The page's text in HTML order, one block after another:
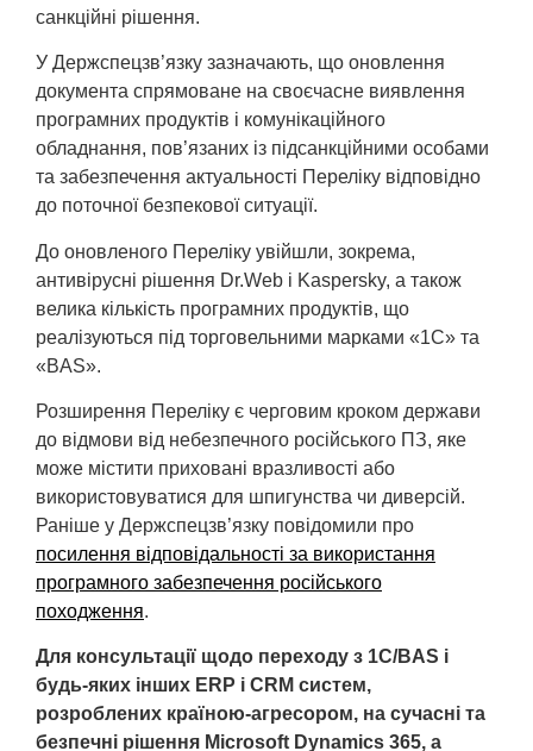
санкційні рішення.
У Держспецзв’язку зазначають, що оновлення
документа спрямоване на своєчасне виявлення
програмних продуктів і комунікаційного
обладнання, пов’язаних із підсанкційними особами
та забезпечення актуальності Переліку відповідно
до поточної безпекової ситуації.
До оновленого Переліку увійшли, зокрема,
антивірусні рішення Dr.Web і Kaspersky, а також
велика кількість програмних продуктів, що
реалізуються під торговельними марками «1С» та
«BAS».
Розширення Переліку є черговим кроком держави
до відмови від небезпечного російського ПЗ, яке
може містити приховані вразливості або
використовуватися для шпигунства чи диверсій.
Раніше у Держспецзв’язку повідомили про
посилення відповідальності за використання
програмного забезпечення російського
походження.
Для консультації щодо переходу з 1C/BAS і
будь-яких інших ERP і CRM систем,
розроблених країною-агресором, на сучасні та
безпечні рішення Microsoft Dynamics 365, а